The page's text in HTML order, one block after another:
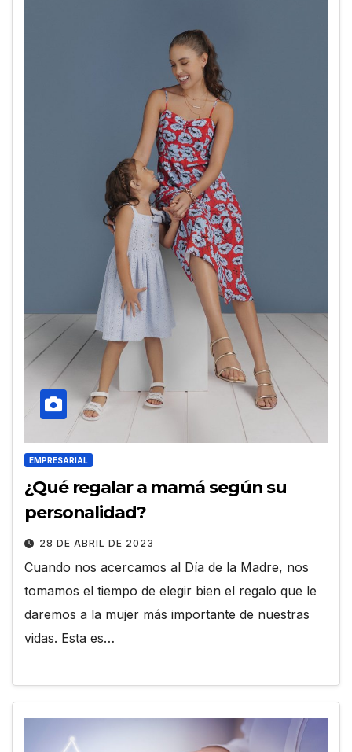
EMPRESARIAL
¿Qué regalar a mamá según su
personalidad?
28 DE ABRIL DE 2023
Cuando nos acercamos al Día de la Madre, nos
tomamos el tiempo de elegir bien el regalo que le
daremos a la mujer más importante de nuestras
vidas. Esta es…